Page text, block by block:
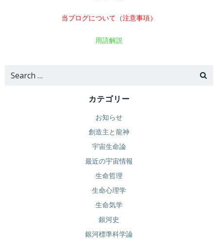
当ブログについて（注意事項）
用語解説
Search
カテゴリー
お知らせ
創造主と龍神
宇宙生命論
最近の宇宙情報
生命哲理
生命心理学
生命気学
銀河史
銀河標準科学論